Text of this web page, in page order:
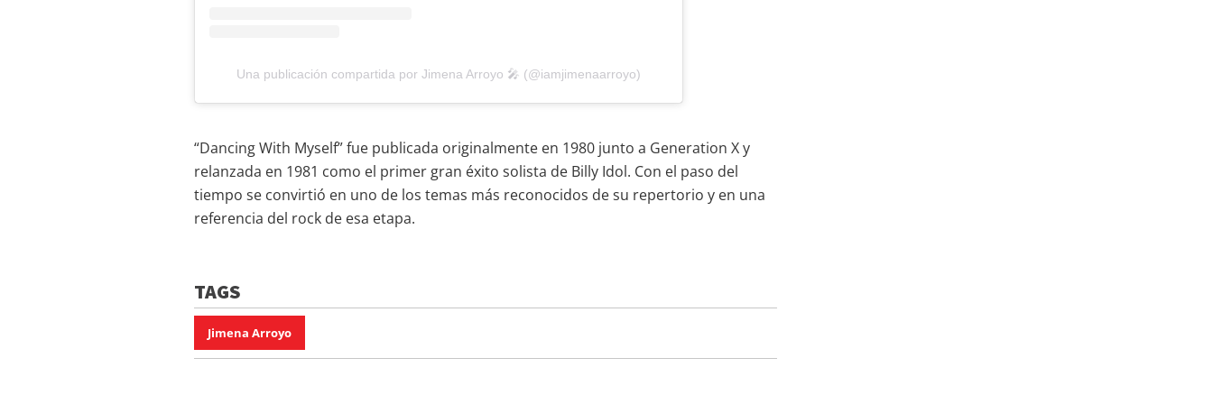
Una publicación compartida por Jimena Arroyo 🎤 (@iamjimenaarroyo)
“Dancing With Myself” fue publicada originalmente en 1980 junto a Generation X y
relanzada en 1981 como el primer gran éxito solista de Billy Idol. Con el paso del
tiempo se convirtió en uno de los temas más reconocidos de su repertorio y en una
referencia del rock de esa etapa.
TAGS
Jimena Arroyo